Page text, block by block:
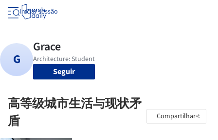
Iniciar sessão
Seguir
高等级城市生活与现状矛
盾
Compartilhar